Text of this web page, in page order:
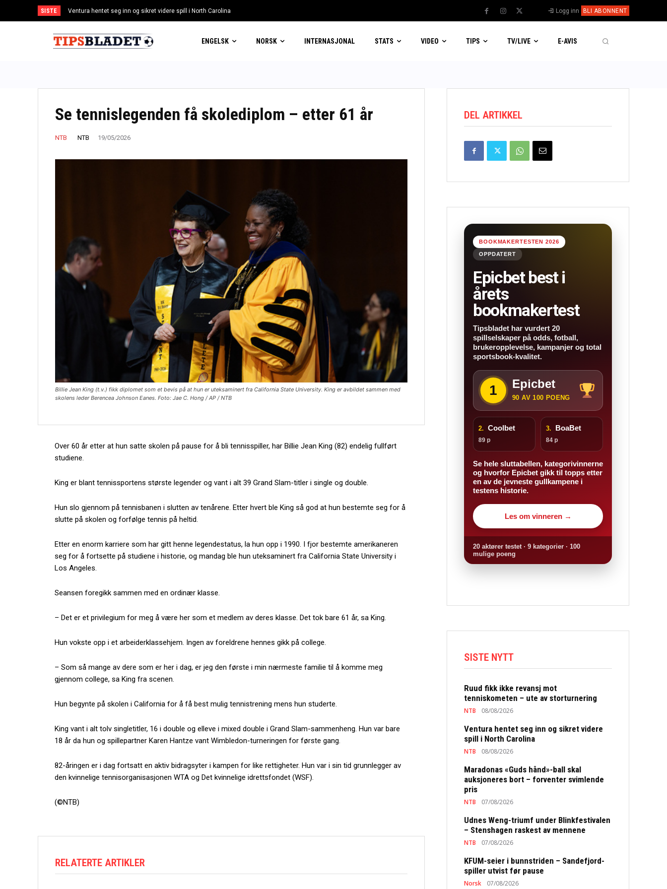
SISTE Ventura hentet seg inn og sikret videre spill i North Carolina
Maradonas «Guds hånd»-ball skal auksjoneres bort – forventer svimlende pris Logg inn BLI ABONNENT
ENGELSK NORSK INTERNASJONAL STATS VIDEO TIPS TV/LIVE E-AVIS
Se tennislegenden få skolediplom – etter 61 år
NTB NTB 19/05/2026
Billie Jean King (t.v.) fikk diplomet som et bevis på at hun er uteksaminert fra California State University. King er avbildet sammen med
skolens leder Berencea Johnson Eanes. Foto: Jae C. Hong / AP / NTB
Over 60 år etter at hun satte skolen på pause for å bli tennisspiller, har Billie Jean King (82) endelig fullført
studiene.
King er blant tennissportens største legender og vant i alt 39 Grand Slam-titler i single og double.
Hun slo gjennom på tennisbanen i slutten av tenårene. Etter hvert ble King så god at hun bestemte seg for å
slutte på skolen og forfølge tennis på heltid.
Etter en enorm karriere som har gitt henne legendestatus, la hun opp i 1990. I fjor bestemte amerikaneren
seg for å fortsette på studiene i historie, og mandag ble hun uteksaminert fra California State University i
Los Angeles.
Seansen foregikk sammen med en ordinær klasse.
– Det er et privilegium for meg å være her som et medlem av deres klasse. Det tok bare 61 år, sa King.
Hun vokste opp i et arbeiderklassehjem. Ingen av foreldrene hennes gikk på college.
– Som så mange av dere som er her i dag, er jeg den første i min nærmeste familie til å komme meg
gjennom college, sa King fra scenen.
Hun begynte på skolen i California for å få best mulig tennistrening mens hun studerte.
King vant i alt tolv singletitler, 16 i double og elleve i mixed double i Grand Slam-sammenheng. Hun var bare
18 år da hun og spillepartner Karen Hantze vant Wimbledon-turneringen for første gang.
82-åringen er i dag fortsatt en aktiv bidragsyter i kampen for like rettigheter. Hun var i sin tid grunnlegger av
den kvinnelige tennisorganisasjonen WTA og Det kvinnelige idrettsfondet (WSF).
(©NTB)
RELATERTE ARTIKLER
DEL ARTIKKEL
BOOKMAKERTESTEN 2026
OPPDATERT
Epicbet best i
årets
bookmakertest
Tipsbladet har vurdert 20
spillselskaper på odds, fotball,
brukeropplevelse, kampanjer og total
sportsbook-kvalitet.
1 Epicbet
90 AV 100 POENG
2. Coolbet
89 p
3. BoaBet
84 p
Se hele sluttabellen, kategorivinnerne
og hvorfor Epicbet gikk til topps etter
en av de jevneste gullkampene i
testens historie.
Les om vinneren →
20 aktører testet · 9 kategorier · 100
mulige poeng
SISTE NYTT
Ruud fikk ikke revansj mot
tenniskometen – ute av storturnering
NTB 08/08/2026
Ventura hentet seg inn og sikret videre
spill i North Carolina
NTB 08/08/2026
Maradonas «Guds hånd»-ball skal
auksjoneres bort – forventer svimlende
pris
NTB 07/08/2026
Udnes Weng-triumf under Blinkfestivalen
– Stenshagen raskest av mennene
NTB 07/08/2026
KFUM-seier i bunnstriden – Sandefjord-
spiller utvist før pause
Norsk 07/08/2026